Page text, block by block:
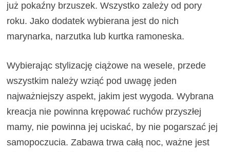
już pokaźny brzuszek. Wszystko zależy od pory
roku. Jako dodatek wybierana jest do nich
marynarka, narzutka lub kurtka ramoneska.
Wybierając stylizację ciążowe na wesele, przede
wszystkim należy wziąć pod uwagę jeden
najważniejszy aspekt, jakim jest wygoda. Wybrana
kreacja nie powinna krępować ruchów przyszłej
mamy, nie powinna jej uciskać, by nie pogarszać jej
samopoczucia. Zabawa trwa całą noc, ważne jest